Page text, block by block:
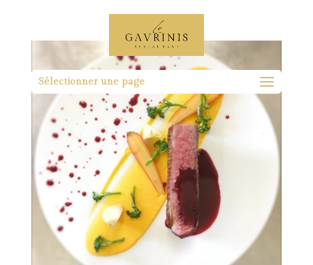
Sélectionner une page